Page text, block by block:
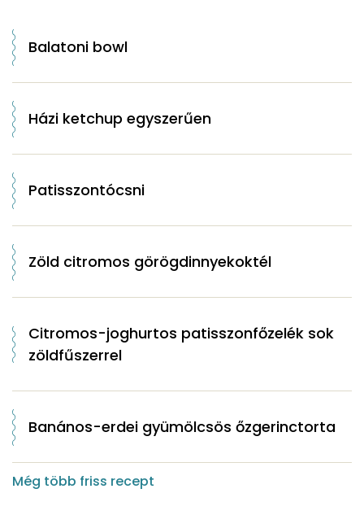
Balatoni bowl
Házi ketchup egyszerűen
Patisszontócsni
Zöld citromos görögdinnyekoktél
Citromos-joghurtos patisszonfőzelék sok
zöldfűszerrel
Banános-erdei gyümölcsös őzgerinctorta
Még több friss recept